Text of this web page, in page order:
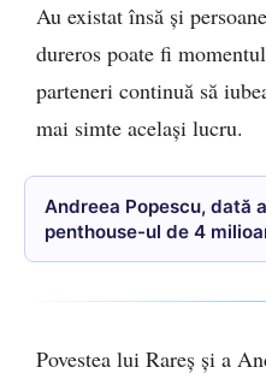
Au existat însă și
dureros poate fi
parteneri continuă să
mai simte același lucru.
Andreea Popescu, dată
penthouse-ul de 4
euro sau a plecat
este modest față de
Povestea lui Rareș și a